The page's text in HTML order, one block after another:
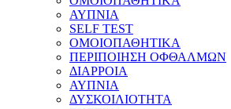
ΑΥΠΝΙΑ
SELF TEST
ΟΜΟΙΟΠΑΘΗΤΙΚΑ
ΠΕΡΙΠΟΙΗΣΗ ΟΦΘΑΛΜΩΝ
ΔΙΑΡΡΟΙΑ
ΑΥΠΝΙΑ
ΔΥΣΚΟΙΛΙΟΤΗΤΑ